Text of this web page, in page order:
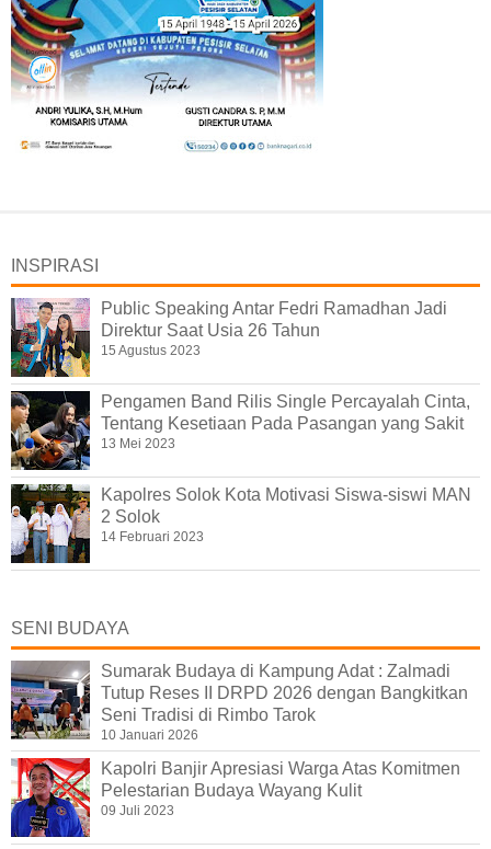
INSPIRASI
Public Speaking Antar Fedri Ramadhan Jadi
Direktur Saat Usia 26 Tahun
15 Agustus 2023
Pengamen Band Rilis Single Percayalah Cinta,
Tentang Kesetiaan Pada Pasangan yang Sakit
13 Mei 2023
Kapolres Solok Kota Motivasi Siswa-siswi MAN
2 Solok
14 Februari 2023
SENI BUDAYA
Sumarak Budaya di Kampung Adat : Zalmadi
Tutup Reses II DRPD 2026 dengan Bangkitkan
Seni Tradisi di Rimbo Tarok
10 Januari 2026
Kapolri Banjir Apresiasi Warga Atas Komitmen
Pelestarian Budaya Wayang Kulit
09 Juli 2023